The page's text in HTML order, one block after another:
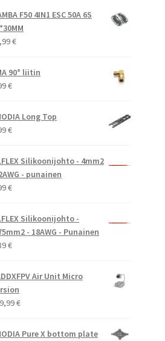
F50 4IN1 ESC 50A 6S
€
90° liitin
€
Long Top
€
Silikoonijohto - 4mm2
- punainen
€
Silikoonijohto -
- 18AWG - Punainen
€
Air Unit Micro
€
Pure X bottom plate